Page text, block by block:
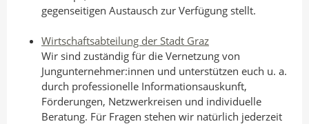
gegenseitigen Austausch zur Verfügung stellt.
Wirtschaftsabteilung der Stadt Graz
Wir sind zuständig für die Vernetzung von
Jungunternehmer:innen und unterstützen euch u. a.
durch professionelle Informationsauskunft,
Förderungen, Netzwerkreisen und individuelle
Beratung. Für Fragen stehen wir natürlich jederzeit